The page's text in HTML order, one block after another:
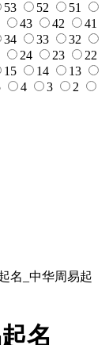
53 52
51
43 42
41
34 33
32
24 23
22
15 14
13
4 3
2
名_中华周易起
名